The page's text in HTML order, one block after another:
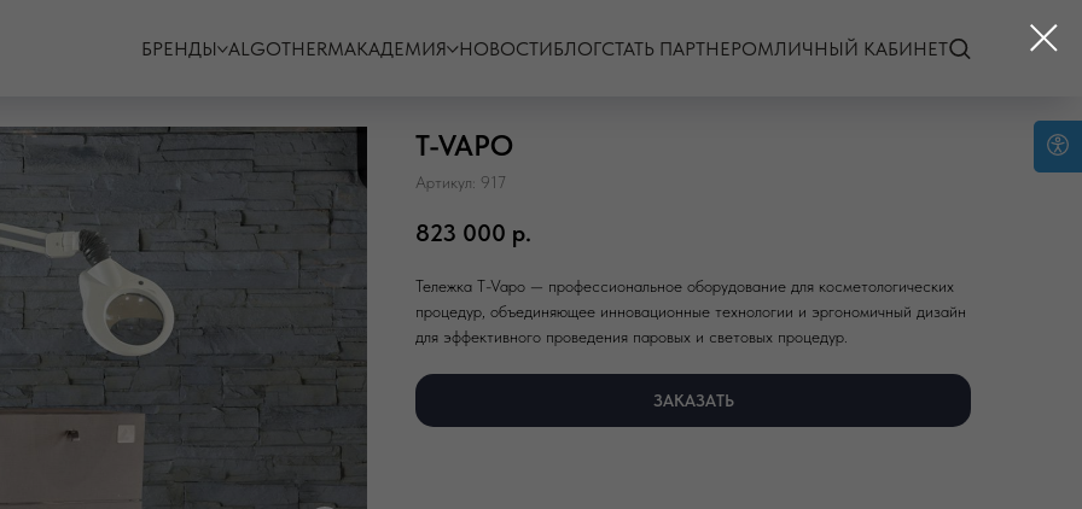
БРЕНДЫ ALGOTHERMАКАДЕМИЯ НОВОСТИБЛОГСТАТЬ ПАРТНЕРОМЛИЧНЫЙ КАБИНЕТ
T-VAPO
Артикул: 917
823 000 р.
Тележка T-Vapo — профессиональное оборудование для косметологических
процедур, объединяющее инновационные технологии и эргономичный дизайн
для эффективного проведения паровых и световых процедур.
ЗАКАЗАТЬ